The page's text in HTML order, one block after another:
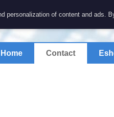
electronics
Home Contact
personalization of content and ads.